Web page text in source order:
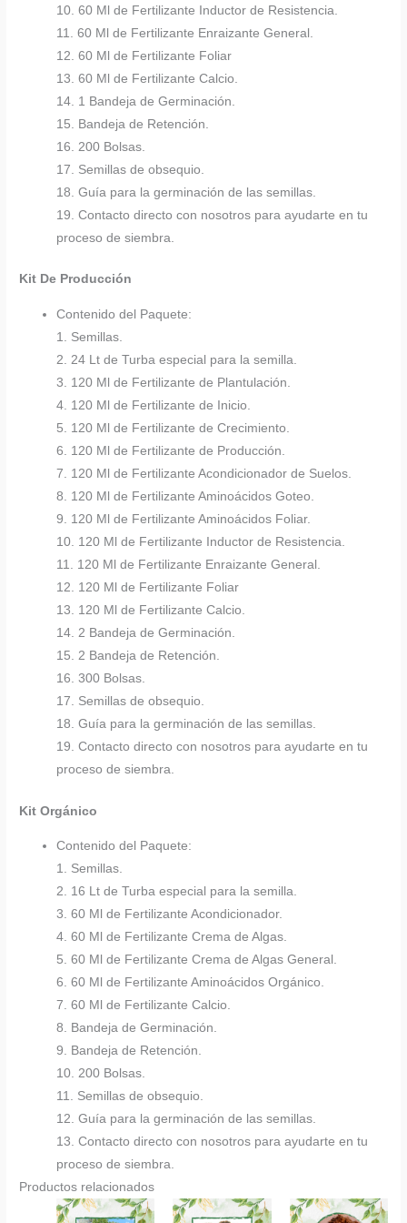
10. 60 Ml de Fertilizante Inductor de Resistencia.
11. 60 Ml de Fertilizante Enraizante General.
12. 60 Ml de Fertilizante Foliar
13. 60 Ml de Fertilizante Calcio.
14. 1 Bandeja de Germinación.
15. Bandeja de Retención.
16. 200 Bolsas.
17. Semillas de obsequio.
18. Guía para la germinación de las semillas.
19. Contacto directo con nosotros para ayudarte en tu
proceso de siembra.
Kit De Producción
Contenido del Paquete:
1. Semillas.
2. 24 Lt de Turba especial para la semilla.
3. 120 Ml de Fertilizante de Plantulación.
4. 120 Ml de Fertilizante de Inicio.
5. 120 Ml de Fertilizante de Crecimiento.
6. 120 Ml de Fertilizante de Producción.
7. 120 Ml de Fertilizante Acondicionador de Suelos.
8. 120 Ml de Fertilizante Aminoácidos Goteo.
9. 120 Ml de Fertilizante Aminoácidos Foliar.
10. 120 Ml de Fertilizante Inductor de Resistencia.
11. 120 Ml de Fertilizante Enraizante General.
12. 120 Ml de Fertilizante Foliar
13. 120 Ml de Fertilizante Calcio.
14. 2 Bandeja de Germinación.
15. 2 Bandeja de Retención.
16. 300 Bolsas.
17. Semillas de obsequio.
18. Guía para la germinación de las semillas.
19. Contacto directo con nosotros para ayudarte en tu
proceso de siembra.
Kit Orgánico
Contenido del Paquete:
1. Semillas.
2. 16 Lt de Turba especial para la semilla.
3. 60 Ml de Fertilizante Acondicionador.
4. 60 Ml de Fertilizante Crema de Algas.
5. 60 Ml de Fertilizante Crema de Algas General.
6. 60 Ml de Fertilizante Aminoácidos Orgánico.
7. 60 Ml de Fertilizante Calcio.
8. Bandeja de Germinación.
9. Bandeja de Retención.
10. 200 Bolsas.
11. Semillas de obsequio.
12. Guía para la germinación de las semillas.
13. Contacto directo con nosotros para ayudarte en tu
proceso de siembra.
Productos relacionados